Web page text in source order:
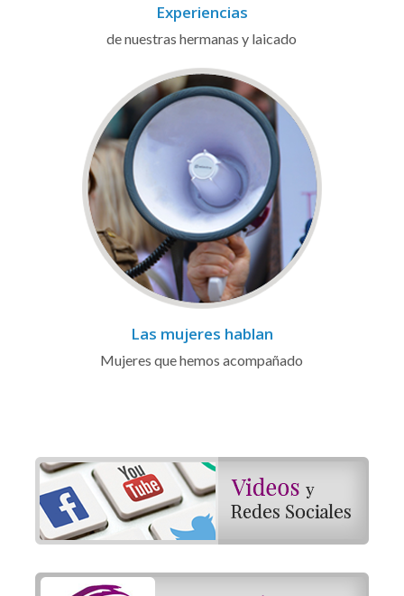
Experiencias
de nuestras hermanas y laicado
Las mujeres hablan
Mujeres que hemos acompañado